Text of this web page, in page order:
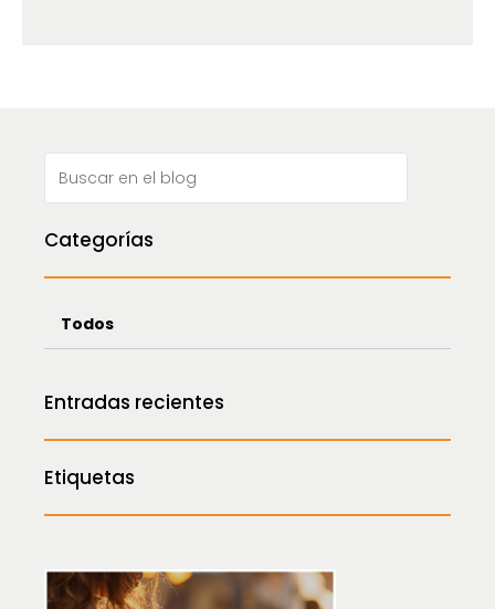
Categorías
Todos
Entradas recientes
Etiquetas